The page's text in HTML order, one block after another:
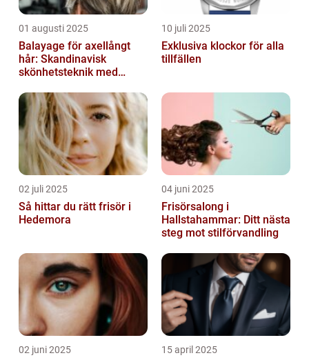
01 augusti 2025
Balayage för axellångt
hår: Skandinavisk
skönhetsteknik med
10 juli 2025
Exklusiva klockor för alla
tillfällen
02 juli 2025
Så hittar du rätt frisör i
Hedemora
04 juni 2025
Frisörsalong i
Hallstahammar: Ditt nästa
steg mot stilförvandling
02 juni 2025 15 april 2025